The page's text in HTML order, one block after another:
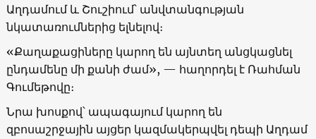
Աղդամում և Շուշիում՝ անվտանգության
նկատառումներից ելնելով։
«Քաղաքացիները կարող են այնտեղ անցկացնել
ընդամենը մի քանի ժամ», — հաղորդել է Ռահման
Գումեթովը։
Նրա խոսքով՝ ապագայում կարող են
զբոսաշրջային այցեր կազմակերպվել դեպի Աղդամ